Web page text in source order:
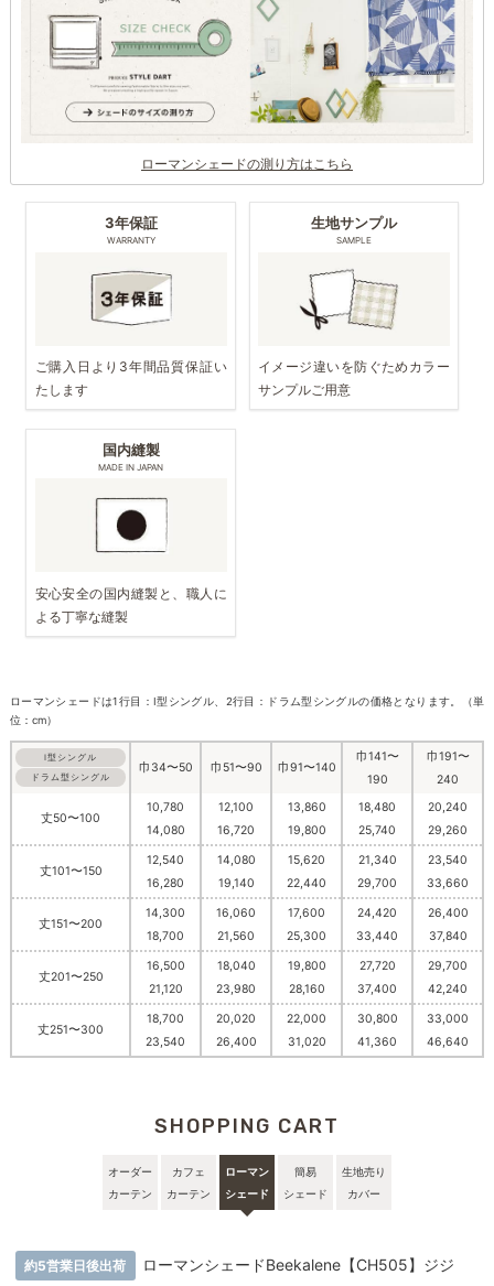
ローマンシェードの測り方はこちら
3年保証
WARRANTY
ご購入日より3年間品質保証い
たします
生地サンプル
SAMPLE
イメージ違いを防ぐためカラー
サンプルご用意
国内縫製
MADE IN JAPAN
安心安全の国内縫製と、職人に
よる丁寧な縫製
ローマンシェードは1行目：I型シングル、2行目：ドラム型シングルの価格となります。（単
位：cm）
I型シングル
ドラム型シングル
巾34〜50 巾51〜90 巾91〜140
巾141〜
190
巾191〜
240
丈50〜100
10,780
14,080
12,100
16,720
13,860
19,800
18,480
25,740
20,240
29,260
丈101〜150
12,540
16,280
14,080
19,140
15,620
22,440
21,340
29,700
23,540
33,660
丈151〜200
14,300
18,700
16,060
21,560
17,600
25,300
24,420
33,440
26,400
37,840
丈201〜250
16,500
21,120
18,040
23,980
19,800
28,160
27,720
37,400
29,700
42,240
丈251〜300
18,700
23,540
20,020
26,400
22,000
31,020
30,800
41,360
33,000
46,640
SHOPPING CART
オーダー
カーテン
カフェ
カーテン
ローマン
シェード
簡易
シェード
生地売り
カバー
約5営業日後出荷 ローマンシェードBeekalene【CH505】ジジ